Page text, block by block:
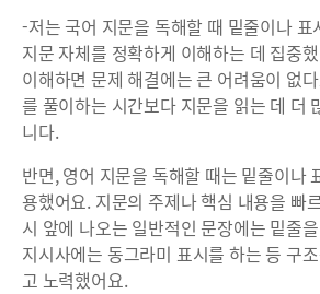
-저는 국어 지문을 독해할 때 밑줄이나
지문 자체를 정확하게 이해하는 데 집중
이해하면 문제 해결에는 큰 어려움이 없
를 풀이하는 시간보다 지문을 읽는 데 더
니다.
반면, 영어 지문을 독해할 때는 밑줄이나
용했어요. 지문의 주제나 핵심 내용을 빠
시 앞에 나오는 일반적인 문장에는 밑줄
지시사에는 동그라미 표시를 하는 등 구
고 노력했어요.